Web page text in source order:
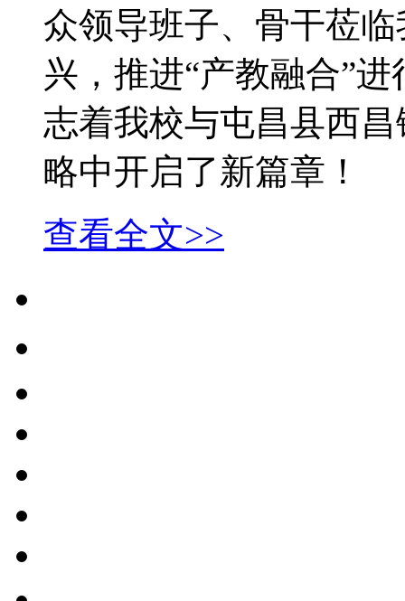
众领导班子、骨干莅
兴，推进“产教融合”
志着我校与屯昌县西
略中开启了新篇章！
查看全文>>